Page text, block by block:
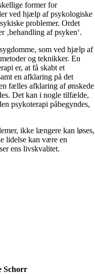
former for
ved hjælp af psykologiske
problemer. Ordet
‚behandling af psyken‘.
som ved hjælp af
og teknikker. En
er, at få skabt et
en afklaring på det
fælles afklaring af ønskede
Det kan i nogle tilfælde,
psykoterapi påbegyndes,
ikke længere kan løses,
lidelse kan være en
ens livskvalitet.
Schorr